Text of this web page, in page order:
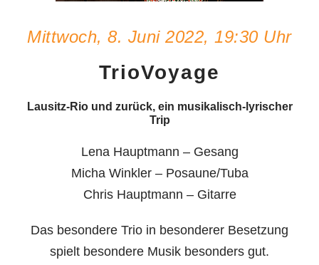
Mittwoch, 8. Juni 2022, 19:30 Uhr
TrioVoyage
Lausitz-Rio und zurück, ein musikalisch-lyrischer
Trip
Lena Hauptmann – Gesang
Micha Winkler – Posaune/Tuba
Chris Hauptmann – Gitarre
Das besondere Trio in besonderer Besetzung
spielt besondere Musik besonders gut.